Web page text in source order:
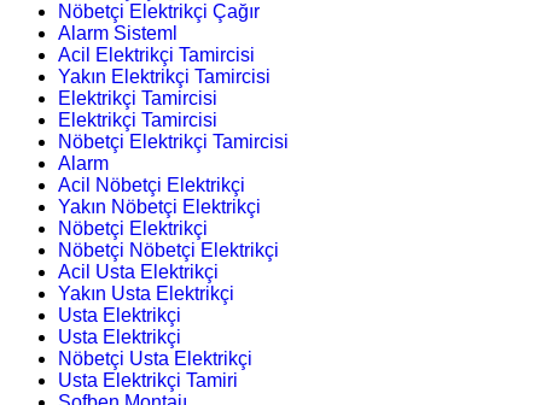
Nöbetçi Elektrikçi Çağır
Alarm Sisteml
Acil Elektrikçi Tamircisi
Yakın Elektrikçi Tamircisi
Elektrikçi Tamircisi
Elektrikçi Tamircisi
Nöbetçi Elektrikçi Tamircisi
Alarm
Acil Nöbetçi Elektrikçi
Yakın Nöbetçi Elektrikçi
Nöbetçi Elektrikçi
Nöbetçi Nöbetçi Elektrikçi
Acil Usta Elektrikçi
Yakın Usta Elektrikçi
Usta Elektrikçi
Usta Elektrikçi
Nöbetçi Usta Elektrikçi
Usta Elektrikçi Tamiri